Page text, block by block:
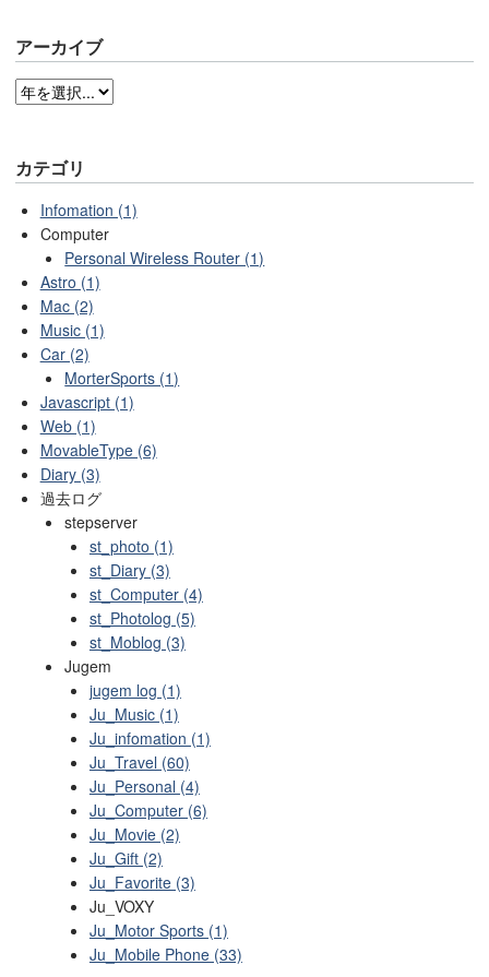
アーカイブ
カテゴリ
Infomation (1)
Computer
Personal Wireless Router (1)
Astro (1)
Mac (2)
Music (1)
Car (2)
MorterSports (1)
Javascript (1)
Web (1)
MovableType (6)
Diary (3)
過去ログ
stepserver
st_photo (1)
st_Diary (3)
st_Computer (4)
st_Photolog (5)
st_Moblog (3)
Jugem
jugem log (1)
Ju_Music (1)
Ju_infomation (1)
Ju_Travel (60)
Ju_Personal (4)
Ju_Computer (6)
Ju_Movie (2)
Ju_Gift (2)
Ju_Favorite (3)
Ju_VOXY
Ju_Motor Sports (1)
Ju_Mobile Phone (33)